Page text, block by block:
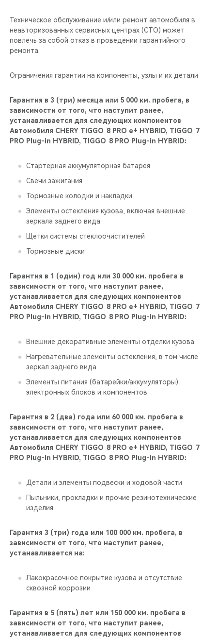
Техническое обслуживание и/или ремонт автомобиля в
неавторизованных сервисных центрах (СТО) может
повлечь за собой отказ в проведении гарантийного
ремонта.
Ограничения гарантии на компоненты, узлы и их детали
Гарантия в 3 (три) месяца или 5 000 км. пробега, в
зависимости от того, что наступит ранее,
устанавливается для следующих компонентов
Автомобиля CHERY TIGGO 8 PRO е+ HYBRID, TIGGO 7
PRO Plug-in HYBRID, TIGGO 8 PRO Plug-in HYBRID:
Стартерная аккумуляторная батарея
Свечи зажигания
Тормозные колодки и накладки
Элементы остекления кузова, включая внешние
зеркала заднего вида
Щетки системы стеклоочистителей
Тормозные диски
Гарантия в 1 (один) год или 30 000 км. пробега в
зависимости от того, что наступит ранее,
устанавливается для следующих компонентов
Автомобиля CHERY TIGGO 8 PRO е+ HYBRID, TIGGO 7
PRO Plug-in HYBRID, TIGGO 8 PRO Plug-in HYBRID:
Внешние декоративные элементы отделки кузова
Нагревательные элементы остекления, в том числе
зеркал заднего вида
Элементы питания (батарейки/аккумуляторы)
электронных блоков и компонентов
Гарантия в 2 (два) года или 60 000 км. пробега в
зависимости от того, что наступит ранее,
устанавливается для следующих компонентов
Автомобиля CHERY TIGGO 8 PRO е+ HYBRID, TIGGO 7
PRO Plug-in HYBRID, TIGGO 8 PRO Plug-in HYBRID:
Детали и элементы подвески и ходовой части
Пыльники, прокладки и прочие резинотехнические
изделия
Гарантия 3 (три) года или 100 000 км. пробега, в
зависимости от того, что наступит ранее,
устанавливается на:
Лакокрасочное покрытие кузова и отсутствие
сквозной коррозии
Гарантия в 5 (пять) лет или 150 000 км. пробега в
зависимости от того, что наступит ранее,
устанавливается для следующих компонентов